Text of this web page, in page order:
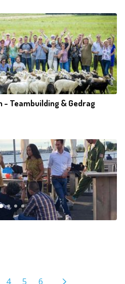
- Teambuilding & Gedrag
4 5 6